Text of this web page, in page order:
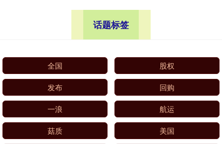
话题标签
全国 股权
发布 回购
一浪 航运
菇质 美国